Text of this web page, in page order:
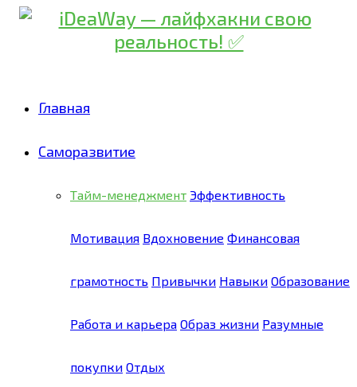
Главная
Саморазвитие
Тайм-менеджмент Эффективность
Мотивация Вдохновение Финансовая
грамотность Привычки Навыки Образование
Работа и карьера Образ жизни Разумные
покупки Отдых